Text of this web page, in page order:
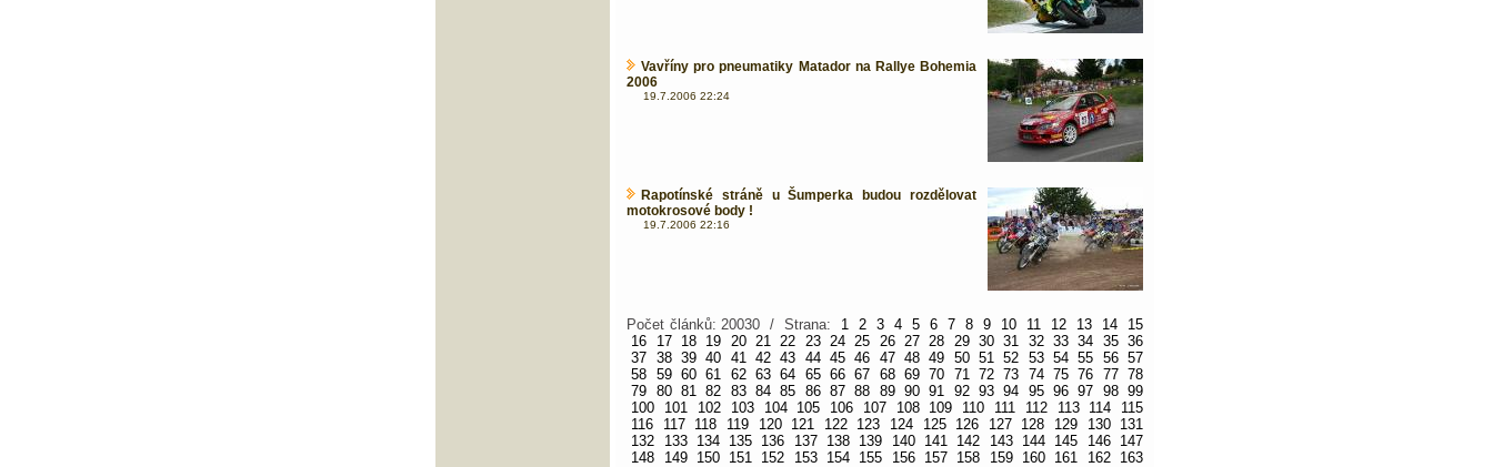
Vavříny pro pneumatiky Matador na Rallye Bohemia
2006
19.7.2006 22:24
Rapotínské stráně u Šumperka budou rozdělovat
motokrosové body !
19.7.2006 22:16
Počet článků: 20030 / Strana: 1 2 3 4 5 6 7 8 9 10 11 12 13 14
15
16
17 18 19 20 21 22 23 24 25 26 27 28 29 30 31 32 33 34 35 36
37 38 39 40 41 42 43 44 45 46 47 48 49 50 51 52 53 54 55 56 57
58 59 60 61 62 63 64 65 66 67 68 69 70 71 72 73 74 75 76 77 78
79 80 81 82 83 84 85 86 87 88 89 90 91 92 93 94 95 96 97 98 99
100
101 102 103 104 105 106 107 108 109 110 111 112 113 114
115
116
117 118 119 120 121 122 123 124 125 126 127 128 129 130
131
132
133 134 135 136 137 138 139 140 141 142 143 144 145 146
147
148
149 150 151 152 153 154 155 156 157 158 159 160 161 162
163